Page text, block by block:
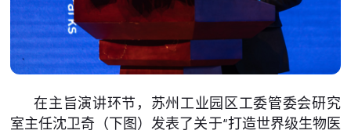
在主旨演讲环节，苏州工业园区工委管委会研究
室主任沈卫奇（下图）发表了关于“打造世界级生物医